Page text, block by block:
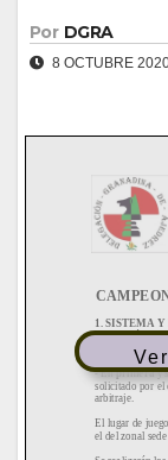
Por DGRA
8 OCTUBRE